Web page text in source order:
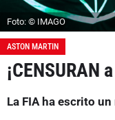
Foto: © IMAGO
ASTON MARTIN
¡CENSURAN
La FIA ha escrito